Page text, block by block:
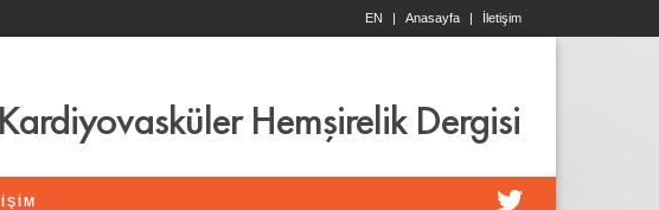
İletişim
Anasayfa |
EN |
Kardiyovasküler Hemşirelik Dergisi